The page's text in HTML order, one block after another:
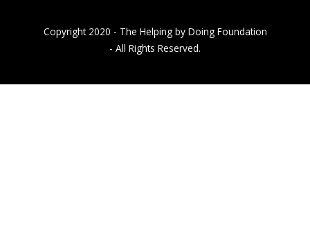
Copyright 2020 - The Helping by Doing Foundation
- All Rights Reserved.